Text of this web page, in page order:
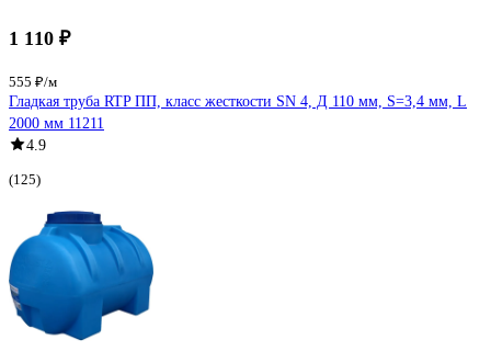
1 110 ₽
555 ₽/м
Гладкая труба RTP ПП, класс жесткости SN 4, Д 110 мм, S=3,4 мм, L
2000 мм 11211
4.9
(125)